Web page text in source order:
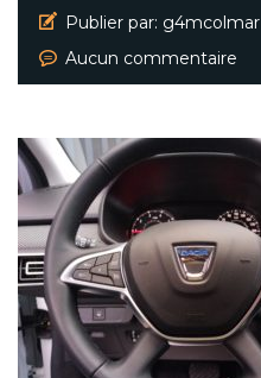
Publier par: g4mcolmar
Aucun commentaire